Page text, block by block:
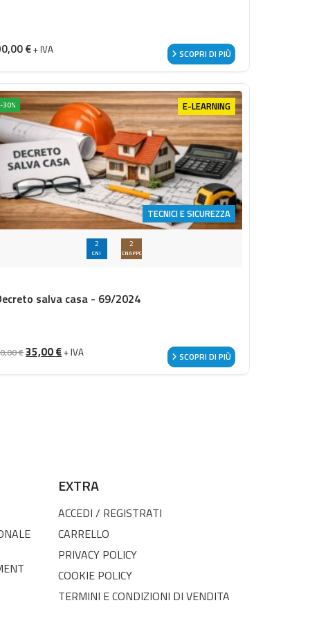
€+ IVA SCOPRI DI PIÙ
-30% E-LEARNING
TECNICI E SICUREZZA
2
CNI
2
CNAPPC
salva casa - 69/2024
€Il prezzo originale era: 50,00 €.
35,00€Il prezzo attuale è: 35,00 €.
+ IVA SCOPRI DI PIÙ
EXTRA
ACCEDI / REGISTRATI
CARRELLO
PRIVACY POLICY
COOKIE POLICY
TERMINI E CONDIZIONI DI VENDITA